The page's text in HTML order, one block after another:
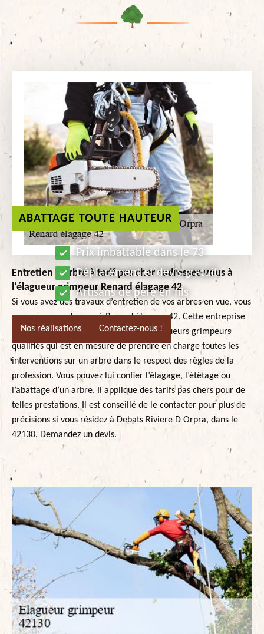
ABATTAGE TOUTE HAUTEUR
Prix imbattable dans le 73
Déplacement et devis gratuit
Artisans de père en fils
Nos réalisations Contactez-nous !
Entretien d’arbre à tarif pas cher : adressez-vous à
l’élagueur grimpeur Renard élagage 42
Si vous avez des travaux d’entretien de vos arbres en vue, vous
pourrez vous adresser à Renard élagage 42. Cette entreprise
de jardinage dispose d’une équipe d’élagueurs grimpeurs
qualifiés qui est en mesure de prendre en charge toutes les
interventions sur un arbre dans le respect des règles de la
profession. Vous pouvez lui confier l’élagage, l’étêtage ou
l’abattage d’un arbre. Il applique des tarifs pas chers pour de
telles prestations. Il est conseillé de le contacter pour plus de
précisions si vous résidez à Debats Riviere D Orpra, dans le
42130. Demandez un devis.